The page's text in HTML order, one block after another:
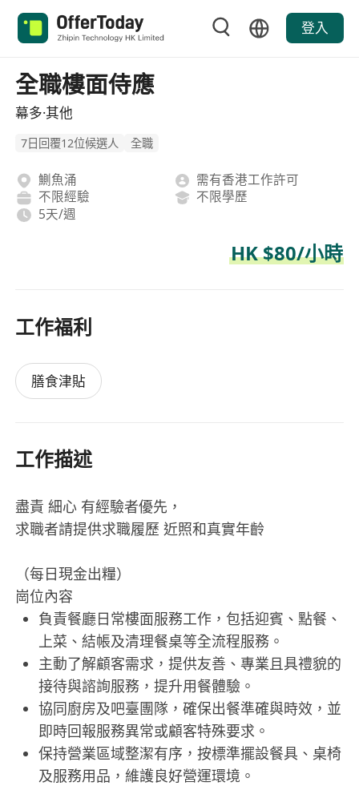
登入
全職樓面侍應
幕多·其他
7日回覆12位候選人 全職
鰂魚涌
需有香港工作許可
不限經驗
不限學歷
5天/週
HK $80/小時
工作福利
膳食津貼
工作描述
盡責 細心 有經驗者優先，
求職者請提供求職履歷 近照和真實年齡
（每日現金出糧）
崗位內容
負責餐廳日常樓面服務工作，包括迎賓、點餐、
上菜、結帳及清理餐桌等全流程服務。
主動了解顧客需求，提供友善、專業且具禮貌的
接待與諮詢服務，提升用餐體驗。
協同廚房及吧臺團隊，確保出餐準確與時效，並
即時回報服務異常或顧客特殊要求。
保持營業區域整潔有序，按標準擺設餐具、桌椅
及服務用品，維護良好營運環境。